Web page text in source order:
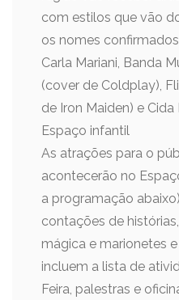
com estilos que vão
os nomes
Carla Mariani, Banda
(cover de Coldplay),
de Iron Maiden) e Cida
Espaço infantil
As atrações para o
acontecerão no
a programação
contações de
mágica e marionetes
incluem a lista de
Feira, palestras e